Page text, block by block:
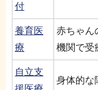
付
養育医
療
赤ちゃん
機関で受
自立支
身体的な